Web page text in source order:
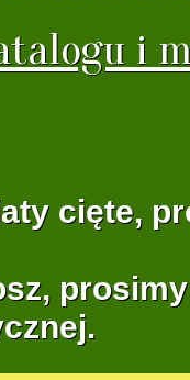
i
cięte,